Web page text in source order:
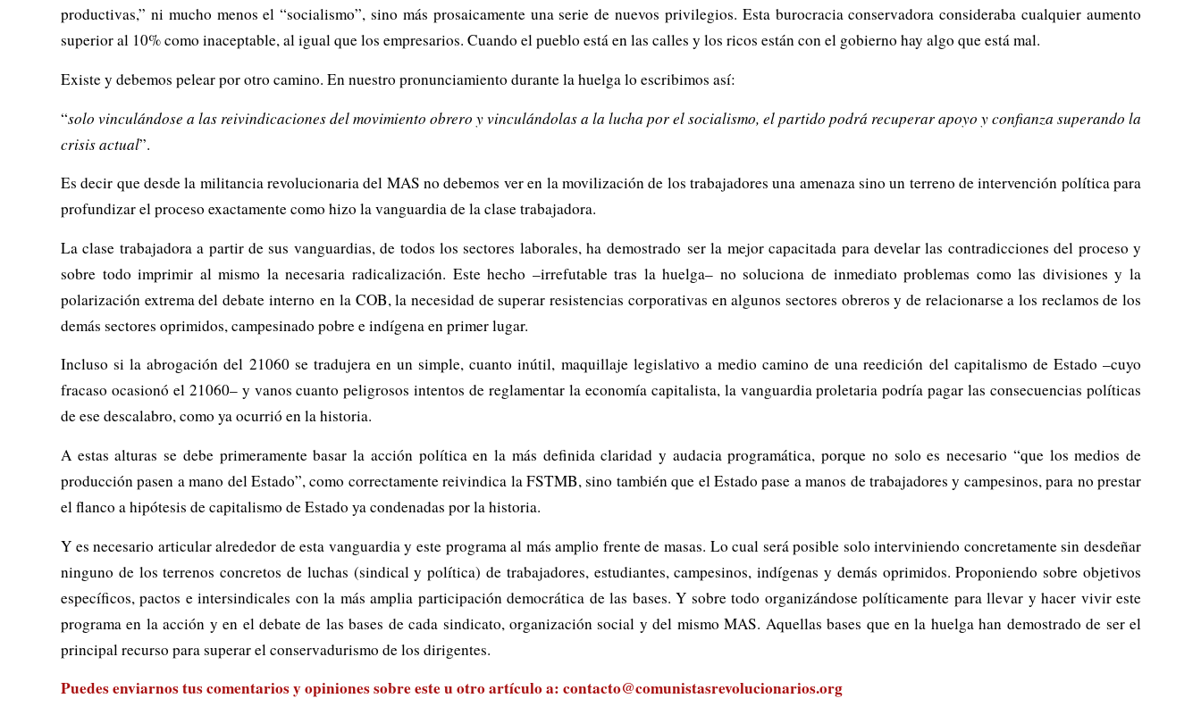
productivas,” ni mucho menos el “socialismo”, sino más prosaicamente una serie de nuevos privilegios. Esta burocracia conservadora consideraba cualquier aumento
superior al 10% como inaceptable, al igual que los empresarios. Cuando el pueblo está en las calles y los ricos están con el gobierno hay algo que está mal.
Existe y debemos pelear por otro camino. En nuestro pronunciamiento durante la huelga lo escribimos así:
“solo vinculándose a las reivindicaciones del movimiento obrero y vinculándolas a la lucha por el socialismo, el partido podrá recuperar apoyo y confianza superando la
crisis actual”.
Es decir que desde la militancia revolucionaria del MAS no debemos ver en la movilización de los trabajadores una amenaza sino un terreno de intervención política para
profundizar el proceso exactamente como hizo la vanguardia de la clase trabajadora.
La clase trabajadora a partir de sus vanguardias, de todos los sectores laborales, ha demostrado ser la mejor capacitada para develar las contradicciones del proceso y
sobre todo imprimir al mismo la necesaria radicalización. Este hecho –irrefutable tras la huelga– no soluciona de inmediato problemas como las divisiones y la
polarización extrema del debate interno en la COB, la necesidad de superar resistencias corporativas en algunos sectores obreros y de relacionarse a los reclamos de los
demás sectores oprimidos, campesinado pobre e indígena en primer lugar.
Incluso si la abrogación del 21060 se tradujera en un simple, cuanto inútil, maquillaje legislativo a medio camino de una reedición del capitalismo de Estado –cuyo
fracaso ocasionó el 21060– y vanos cuanto peligrosos intentos de reglamentar la economía capitalista, la vanguardia proletaria podría pagar las consecuencias políticas
de ese descalabro, como ya ocurrió en la historia.
A estas alturas se debe primeramente basar la acción política en la más definida claridad y audacia programática, porque no solo es necesario “que los medios de
producción pasen a mano del Estado”, como correctamente reivindica la FSTMB, sino también que el Estado pase a manos de trabajadores y campesinos, para no prestar
el flanco a hipótesis de capitalismo de Estado ya condenadas por la historia.
Y es necesario articular alrededor de esta vanguardia y este programa al más amplio frente de masas. Lo cual será posible solo interviniendo concretamente sin desdeñar
ninguno de los terrenos concretos de luchas (sindical y política) de trabajadores, estudiantes, campesinos, indígenas y demás oprimidos. Proponiendo sobre objetivos
específicos, pactos e intersindicales con la más amplia participación democrática de las bases. Y sobre todo organizándose políticamente para llevar y hacer vivir este
programa en la acción y en el debate de las bases de cada sindicato, organización social y del mismo MAS. Aquellas bases que en la huelga han demostrado de ser el
principal recurso para superar el conservadurismo de los dirigentes.
Puedes enviarnos tus comentarios y opiniones sobre este u otro artículo a: contacto@comunistasrevolucionarios.org